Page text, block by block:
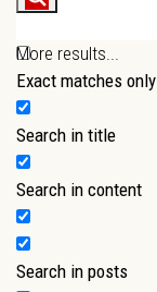
More results...
Exact matches only
Search in title
Search in content
Search in posts